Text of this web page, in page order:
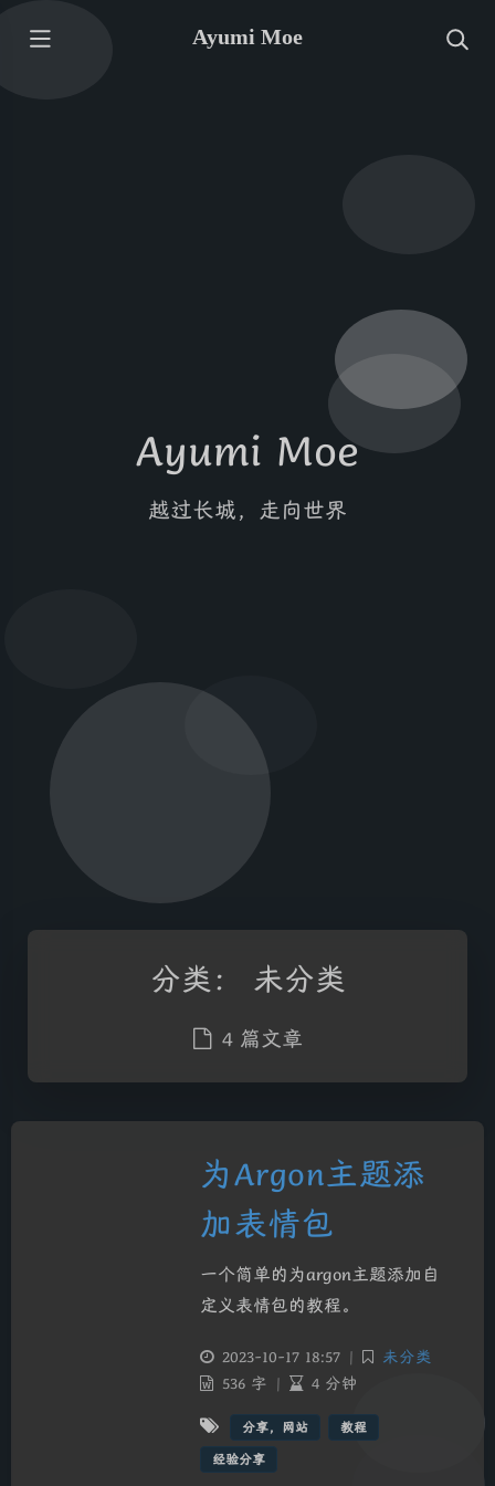
Ayumi Moe
Ayumi Moe
越过长城，走向世界
分类： 未分类
4 篇文章
为Argon主题添
加表情包
一个简单的为argon主题添加自
定义表情包的教程。
2023-10-17 18:57 |
未分类
536 字 | 4 分钟
分享，网站
教程
经验分享